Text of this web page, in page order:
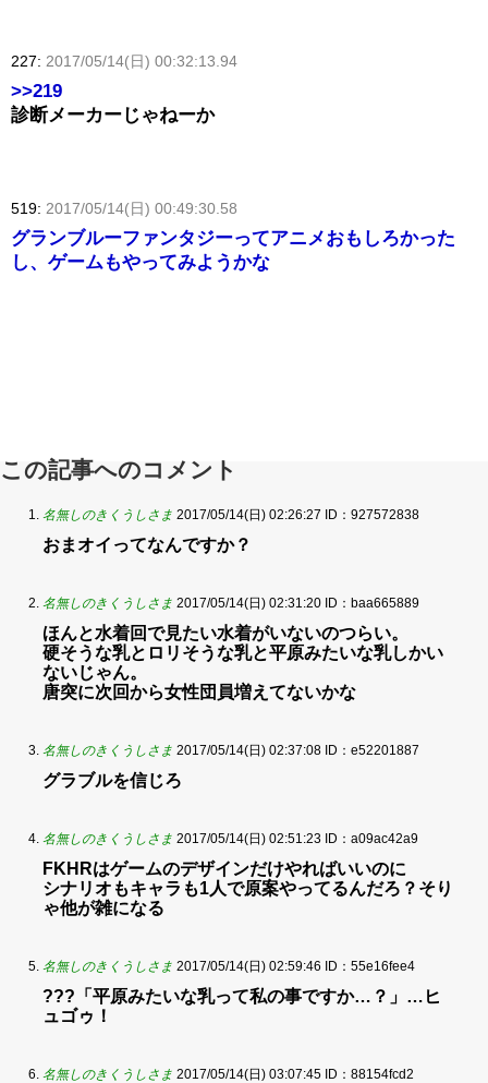
227: 2017/05/14(日) 00:32:13.94
>>219
診断メーカーじゃねーか
519: 2017/05/14(日) 00:49:30.58
グランブルーファンタジーってアニメおもしろかった
し、ゲームもやってみようかな
この記事へのコメント
名無しのきくうしさま 2017/05/14(日) 02:26:27 ID：927572838
おまオイってなんですか？
名無しのきくうしさま 2017/05/14(日) 02:31:20 ID：baa665889
ほんと水着回で見たい水着がいないのつらい。
硬そうな乳とロリそうな乳と平原みたいな乳しかい
ないじゃん。
唐突に次回から女性団員増えてないかな
名無しのきくうしさま 2017/05/14(日) 02:37:08 ID：e52201887
グラブルを信じろ
名無しのきくうしさま 2017/05/14(日) 02:51:23 ID：a09ac42a9
FKHRはゲームのデザインだけやればいいのに
シナリオもキャラも1人で原案やってるんだろ？そり
ゃ他が雑になる
名無しのきくうしさま 2017/05/14(日) 02:59:46 ID：55e16fee4
???「平原みたいな乳って私の事ですか…？」…ヒ
ュゴゥ！
名無しのきくうしさま 2017/05/14(日) 03:07:45 ID：88154fcd2